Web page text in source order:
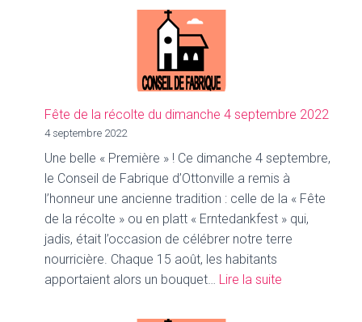
Nouveau
Fête de la récolte du dimanche 4 septembre 2022
4 septembre 2022
Une belle « Première » ! Ce dimanche 4 septembre,
le Conseil de Fabrique d’Ottonville a remis à
l’honneur une ancienne tradition : celle de la « Fête
de la récolte » ou en platt « Erntedankfest » qui,
jadis, était l’occasion de célébrer notre terre
nourricière. Chaque 15 août, les habitants
apportaient alors un bouquet… Lire la suite